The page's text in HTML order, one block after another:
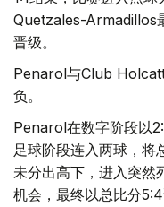
Quetzales-Armadillos
晋级。
Penarol与Club
负。
Penarol在数字阶段以
足球阶段连入两球，将
未分出高下，进入突
机会，最终以总比分5:4